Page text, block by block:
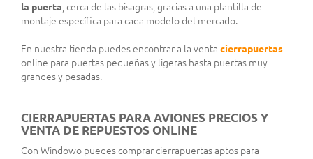
la puerta , cerca de las bisagras, gracias a una plantilla de
montaje específica para cada modelo del mercado.
En nuestra tienda puedes encontrar a la venta cierrapuertas
online para puertas pequeñas y ligeras hasta puertas muy
grandes y pesadas.
CIERRAPUERTAS PARA AVIONES PRECIOS Y
VENTA DE REPUESTOS ONLINE
Con Windowo puedes comprar cierrapuertas aptos para